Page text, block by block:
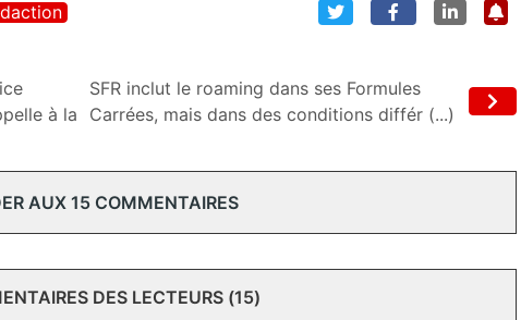
à la
SFR inclut le roaming dans ses Formules
Carrées, mais dans des conditions différ (...)
AUX 15 COMMENTAIRES
DES LECTEURS (15)